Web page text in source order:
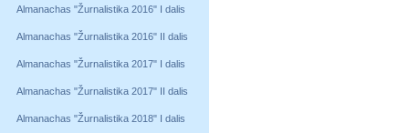
Almanachas "Žurnalistika 2016" I dalis
Almanachas "Žurnalistika 2016" II dalis
Almanachas "Žurnalistika 2017" I dalis
Almanachas "Žurnalistika 2017" II dalis
Almanachas "Žurnalistika 2018" I dalis